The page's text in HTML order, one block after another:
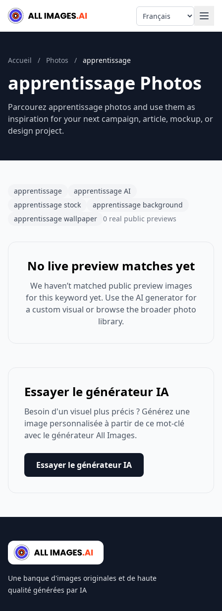
Language
Accueil / Photos / apprentissage
apprentissage Photos
Parcourez apprentissage photos and use them as
inspiration for your next campaign, article, mockup, or
design project.
apprentissage
apprentissage AI
apprentissage stock
apprentissage background
apprentissage wallpaper
0 real public previews
No live preview matches yet
We haven’t matched public preview images
for this keyword yet. Use the AI generator for
a custom visual or browse the broader photo
library.
Essayer le générateur IA
Besoin d'un visuel plus précis ? Générez une
image personnalisée à partir de ce mot-clé
avec le générateur All Images.
Essayer le générateur IA
Une banque d'images originales et de haute
qualité générées par IA